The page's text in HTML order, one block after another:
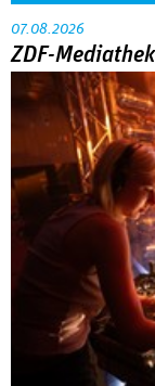
07.08.2026
ZDF-